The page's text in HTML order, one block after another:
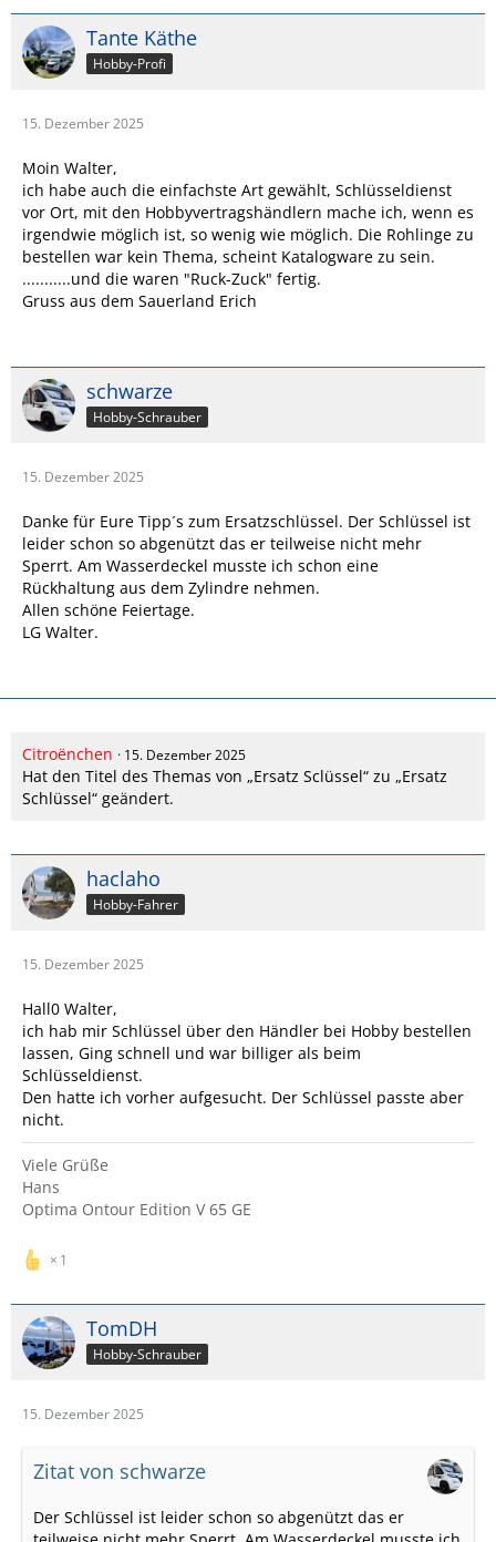
Tante Käthe
Hobby-Profi
15. Dezember 2025
Moin Walter,
ich habe auch die einfachste Art gewählt, Schlüsseldienst
vor Ort, mit den Hobbyvertragshändlern mache ich, wenn es
irgendwie möglich ist, so wenig wie möglich. Die Rohlinge zu
bestellen war kein Thema, scheint Katalogware zu sein.
...........und die waren "Ruck-Zuck" fertig.
Gruss aus dem Sauerland Erich
schwarze
Hobby-Schrauber
15. Dezember 2025
Danke für Eure Tipp´s zum Ersatzschlüssel. Der Schlüssel ist
leider schon so abgenützt das er teilweise nicht mehr
Sperrt. Am Wasserdeckel musste ich schon eine
Rückhaltung aus dem Zylindre nehmen.
Allen schöne Feiertage.
LG Walter.
Citroënchen 15. Dezember 2025
Hat den Titel des Themas von „Ersatz Sclüssel“ zu „Ersatz
Schlüssel“ geändert.
haclaho
Hobby-Fahrer
15. Dezember 2025
Hall0 Walter,
ich hab mir Schlüssel über den Händler bei Hobby bestellen
lassen, Ging schnell und war billiger als beim
Schlüsseldienst.
Den hatte ich vorher aufgesucht. Der Schlüssel passte aber
nicht.
Viele Grüße
Hans
Optima Ontour Edition V 65 GE
1
TomDH
Hobby-Schrauber
15. Dezember 2025
Zitat von schwarze
Der Schlüssel ist leider schon so abgenützt das er